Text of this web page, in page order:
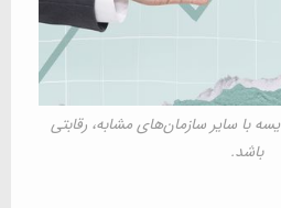
با سایر سازمان‌های مشابه، رقابتی
باشد.